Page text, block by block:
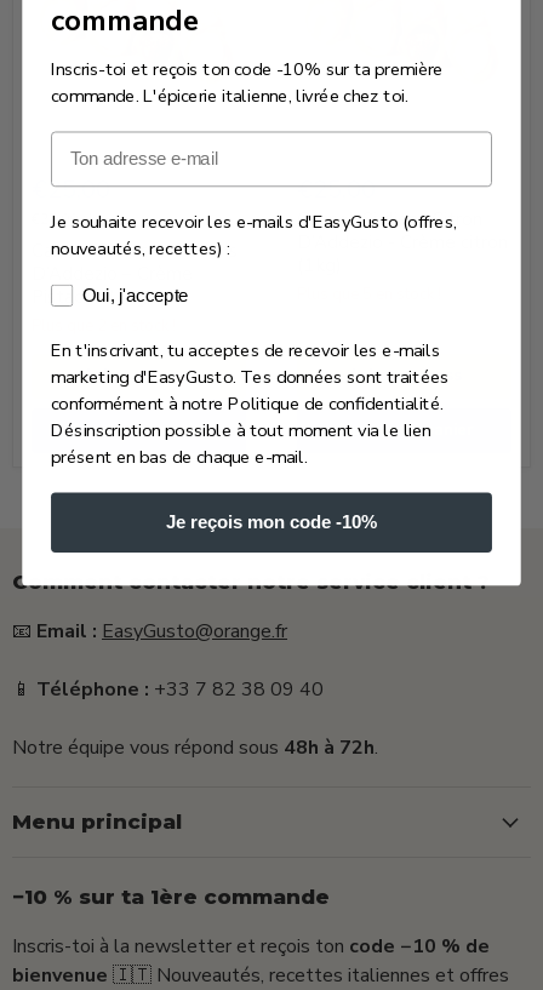
Cannoli
Pistache
Siciliens
D’Addezio
Crème
(1 kg)
€25,00
€25,00/kg
Cannoli Pistache Siciliens
Pistache (1 kg)
Achat express
Ajouter au panier
Siciliens
Citron
(1 kg)
€25,00
Cannoli Siciliens Citron
Achat express
Ajouter au panier
Comment contacter notre service client ?
📧 Email : EasyGusto@orange.fr
📱 Téléphone : +33 7 82 38 09 40
Notre équipe vous répond sous 48h à 72h.
Menu principal
−10 % sur ta 1ère commande
Inscris-toi à la newsletter et reçois ton code −10 % de
bienvenue 🇮🇹 Nouveautés, recettes italiennes et offres
commande
Inscris-toi et reçois ton code -10% sur ta première
commande. L'épicerie italienne, livrée chez toi.
Email
Je souhaite recevoir les e-mails d'EasyGusto (offres,
nouveautés, recettes) :
Consentement e-mails marketing
Oui, j'accepte
En t'inscrivant, tu acceptes de recevoir les e-mails
marketing d'EasyGusto. Tes données sont traitées
conformément à notre Politique de confidentialité.
Désinscription possible à tout moment via le lien
présent en bas de chaque e-mail.
Je reçois mon code -10%